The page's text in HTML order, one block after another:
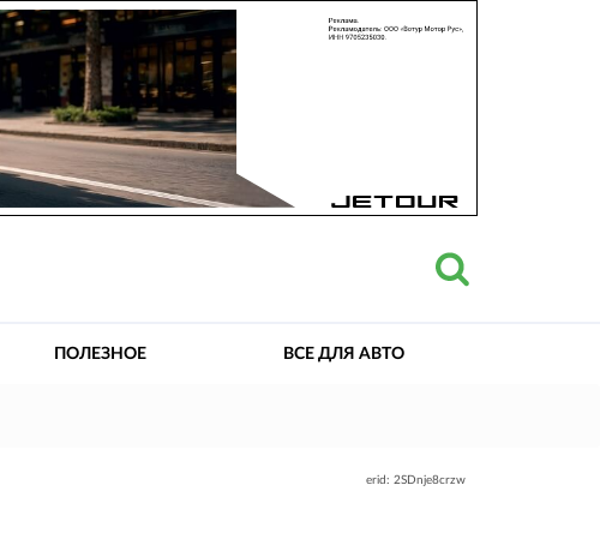
ПОЛЕЗНОЕ ВСЕ ДЛЯ АВТО
erid: 2SDnje8crzw